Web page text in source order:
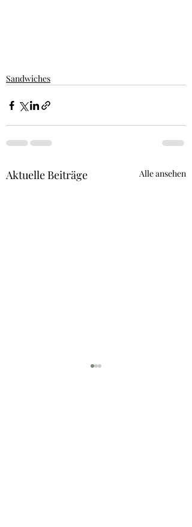
Sandwiches
Aktuelle Beiträge Alle ansehen